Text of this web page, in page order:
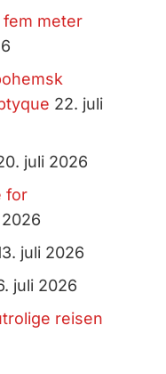
meter
22. juli
juli 2026
for
juli 2026
juli 2026
reisen